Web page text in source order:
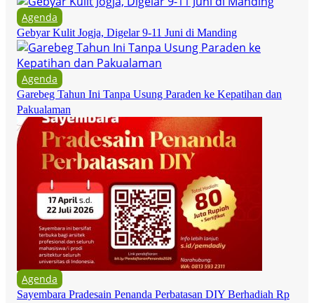
Agenda
Gebyar Kulit Jogja, Digelar 9-11 Juni di Manding
Agenda
Garebeg Tahun Ini Tanpa Usung Paraden ke Kepatihan dan
Pakualaman
Agenda
Sayembara Pradesain Penanda Perbatasan DIY Berhadiah Rp